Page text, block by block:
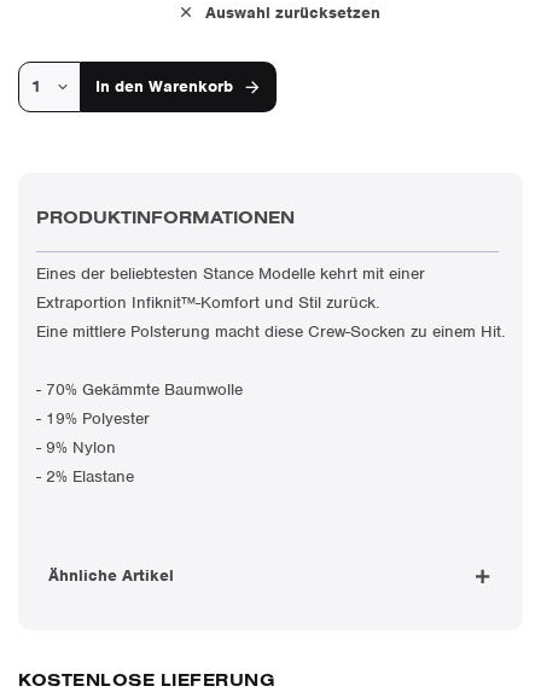
Auswahl zurücksetzen
In den Warenkorb
PRODUKTINFORMATIONEN
Eines der beliebtesten Stance Modelle kehrt mit einer
Extraportion Infiknit™-Komfort und Stil zurück.
Eine mittlere Polsterung macht diese Crew-Socken zu einem Hit.
- 70% Gekämmte Baumwolle
- 19% Polyester
- 9% Nylon
- 2% Elastane
Ähnliche Artikel
KOSTENLOSE LIEFERUNG